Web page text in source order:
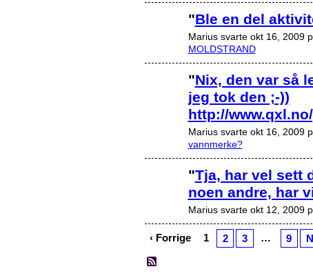
"Ble en del
Marius svarte okt 16, 2009
MOLDSTRAND
"Nix, den var så
jeg tok den ;-))
http://
Marius svarte okt 16, 2009
vannmerke?
"Tja, har vel sett
noen andre, har
Marius svarte okt 12, 2009
‹ Forrige 1 2 3 … 9